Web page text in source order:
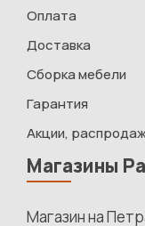
Оплата
Доставка
Сборка мебели
Гарантия
Акции,
Магазины
Магазин на